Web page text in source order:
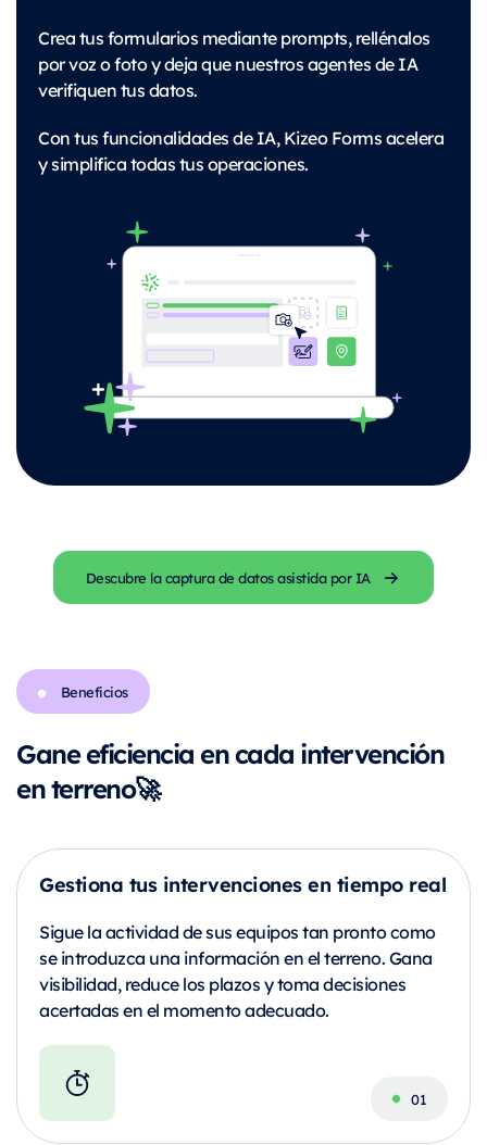
Crea tus formularios mediante prompts, rellénalos
por voz o foto y deja que nuestros agentes de IA
verifiquen tus datos.
Con tus funcionalidades de IA, Kizeo Forms acelera
y simplifica todas tus operaciones.
Descubre la captura de datos asistida por IA
Beneficios
Gane eficiencia en cada intervención
en terreno🚀
Gestiona tus intervenciones en tiempo real
Sigue la actividad de sus equipos tan pronto como
se introduzca una información en el terreno. Gana
visibilidad, reduce los plazos y toma decisiones
acertadas en el momento adecuado.